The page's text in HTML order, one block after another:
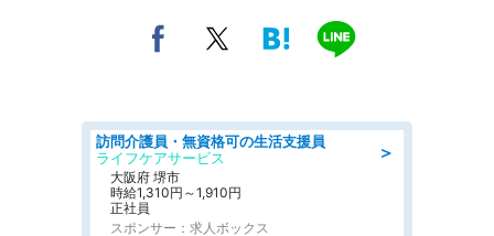
＞
訪問介護員・無資格可の生活支援員
ライフケアサービス
大阪府 堺市
時給1,310円～1,910円
正社員
スポンサー：求人ボックス